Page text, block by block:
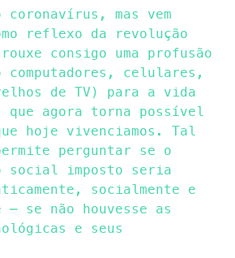
mas vem
reflexo da revolução
consigo uma profusão
computadores, celulares,
de TV) para a vida
que agora torna possível
hoje vivenciamos. Tal
perguntar se o
social imposto seria
socialmente e
– se não houvesse as
e seus